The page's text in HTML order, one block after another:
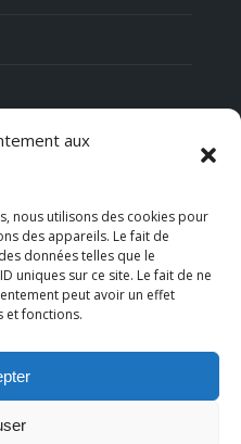
aux
nous utilisons des cookies pour
des appareils. Le fait de
données telles que le
uniques sur ce site. Le fait de ne
peut avoir un effet
et fonctions.